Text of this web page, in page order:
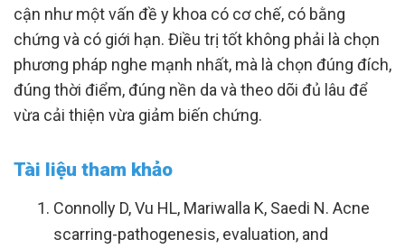
cận như một vấn đề y khoa có cơ chế, có bằng
chứng và có giới hạn. Điều trị tốt không phải là chọn
phương pháp nghe mạnh nhất, mà là chọn đúng đích,
đúng thời điểm, đúng nền da và theo dõi đủ lâu để
vừa cải thiện vừa giảm biến chứng.
Tài liệu tham khảo
Connolly D, Vu HL, Mariwalla K, Saedi N. Acne
scarring-pathogenesis, evaluation, and